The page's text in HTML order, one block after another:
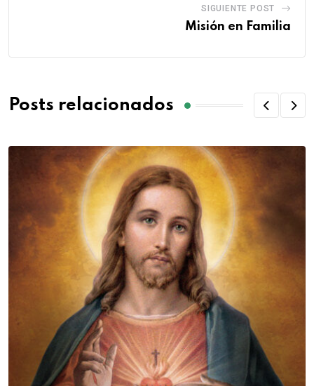
SIGUIENTE POST
Misión en Familia
Posts relacionados